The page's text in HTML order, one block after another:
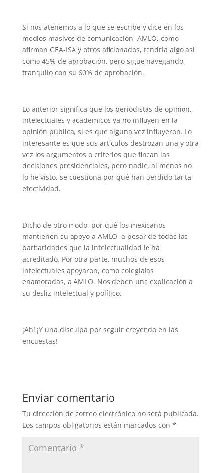
Si nos atenemos a lo que se escribe y dice en los
medios masivos de comunicación, AMLO, como
afirman GEA-ISA y otros aficionados, tendría algo así
como 45% de aprobación, pero sigue navegando
tranquilo con su 60% de aprobación.
Lo anterior significa que los periodistas de opinión,
intelectuales y académicos ya no influyen en la
opinión pública, si es que alguna vez influyeron. Lo
interesante es que sus artículos destrozan una y otra
vez los argumentos o criterios que fincan las
decisiones presidenciales, pero nadie, al menos no
lo he visto, se cuestiona por qué han perdido tanta
efectividad.
Dicho de otro modo, por qué los mexicanos
mantienen su apoyo a AMLO, a pesar de todas las
barbaridades que la intelectualidad le ha
acreditado. Por otra parte, muchos de esos
intelectuales apoyaron, como colegialas
enamoradas, a AMLO. Nos deben una explicación a
su desliz intelectual y político.
¡Ah! ¡Y una disculpa por seguir creyendo en las
encuestas!
Enviar comentario
Tu dirección de correo electrónico no será publicada.
Los campos obligatorios están marcados con *